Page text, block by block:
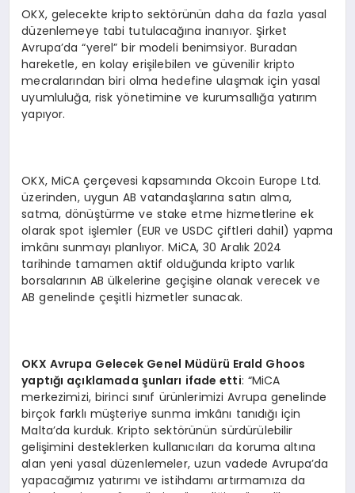
OKX, gelecekte kripto sektörünün daha da fazla yasal
düzenlemeye tabi tutulacağına inanıyor. Şirket
Avrupa’da “yerel” bir modeli benimsiyor. Buradan
hareketle, en kolay erişilebilen ve güvenilir kripto
mecralarından biri olma hedefine ulaşmak için yasal
uyumluluğa, risk yönetimine ve kurumsallığa yatırım
yapıyor.
OKX, MiCA çerçevesi kapsamında Okcoin Europe Ltd.
üzerinden, uygun AB vatandaşlarına satın alma,
satma, dönüştürme ve stake etme hizmetlerine ek
olarak spot işlemler (EUR ve USDC çiftleri dahil) yapma
imkânı sunmayı planlıyor. MiCA, 30 Aralık 2024
tarihinde tamamen aktif olduğunda kripto varlık
borsalarının AB ülkelerine geçişine olanak verecek ve
AB genelinde çeşitli hizmetler sunacak.
OKX Avrupa Gelecek Genel Müdürü Erald Ghoos
yaptığı açıklamada şunları ifade etti: “MiCA
merkezimizi, birinci sınıf ürünlerimizi Avrupa genelinde
birçok farklı müşteriye sunma imkânı tanıdığı için
Malta’da kurduk. Kripto sektörünün sürdürülebilir
gelişimini desteklerken kullanıcıları da koruma altına
alan yeni yasal düzenlemeler, uzun vadede Avrupa’da
yapacağımız yatırımı ve istihdamı artırmamıza da